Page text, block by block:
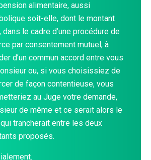
alimentaire, aussi
soit-elle, dont le montant
dans le cadre d’une procédure de
par consentement mutuel, à
d’un commun accord entre vous
ou, si vous choisissiez de
de façon contentieuse, vous
au Juge votre demande,
de même et ce serait alors le
trancherait entre les deux
proposés.